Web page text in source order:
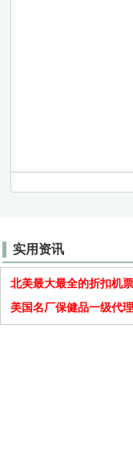
实用资讯
北美最大最全的折扣机
美国名厂保健品一级代理